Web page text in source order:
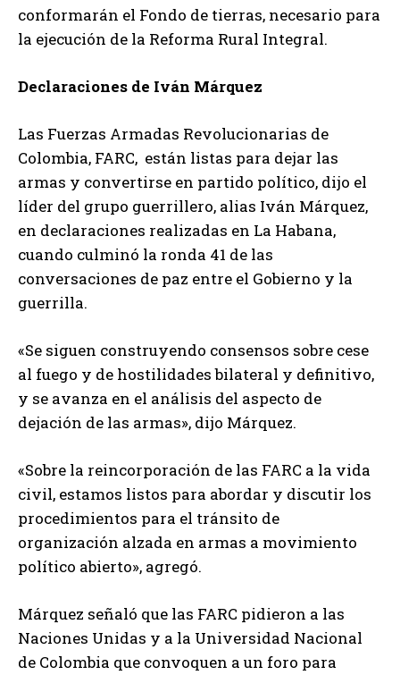
conformarán el Fondo de tierras, necesario para
la ejecución de la Reforma Rural Integral.
Declaraciones de Iván Márquez
Las Fuerzas Armadas Revolucionarias de
Colombia, FARC, están listas para dejar las
armas y convertirse en partido político, dijo el
líder del grupo guerrillero, alias Iván Márquez,
en declaraciones realizadas en La Habana,
cuando culminó la ronda 41 de las
conversaciones de paz entre el Gobierno y la
guerrilla.
«Se siguen construyendo consensos sobre cese
al fuego y de hostilidades bilateral y definitivo,
y se avanza en el análisis del aspecto de
dejación de las armas», dijo Márquez.
«Sobre la reincorporación de las FARC a la vida
civil, estamos listos para abordar y discutir los
procedimientos para el tránsito de
organización alzada en armas a movimiento
político abierto», agregó.
Márquez señaló que las FARC pidieron a las
Naciones Unidas y a la Universidad Nacional
de Colombia que convoquen a un foro para